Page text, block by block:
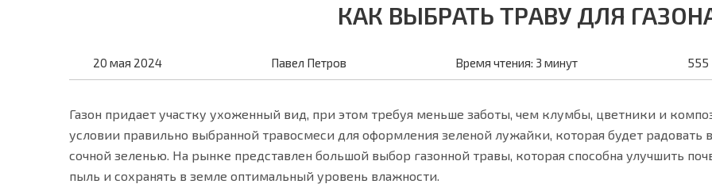
КАК ВЫБРАТЬ ТРАВУ ДЛЯ
20 мая 2024 Павел Петров Время чтения: 3 минут 555
Газон придает участку ухоженный вид, при этом требуя меньше заботы, чем клумбы, цветники и
условии правильно выбранной травосмеси для оформления зеленой лужайки, которая будет радовать
сочной зеленью. На рынке представлен большой выбор газонной травы, которая способна улучшить
пыль и сохранять в земле оптимальный уровень влажности.